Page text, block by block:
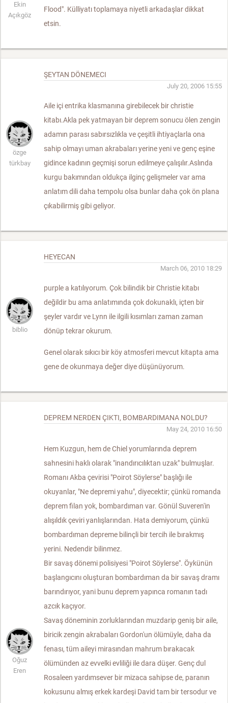
Ekin
Açıkgöz
Flood". Külliyatı toplamaya niyetli arkadaşlar dikkat
etsin.
özge
türkbay
ŞEYTAN DÖNEMECI
July 20, 2006 15:55
Aile içi entrika klasmanına girebilecek bir christie
kitabı.Akla pek yatmayan bir deprem sonucu ölen zengin
adamın parası sabırsızlıkla ve çeşitli ihtiyaçlarla ona
sahip olmayı uman akrabaları yerine yeni ve genç eşine
gidince kadının geçmişi sorun edilmeye çalışılır.Aslında
kurgu bakımından oldukça ilginç gelişmeler var ama
anlatım dili daha tempolu olsa bunlar daha çok ön plana
çıkabilirmiş gibi geliyor.
biblio
HEYECAN
March 06, 2010 18:29
purple a katılıyorum. Çok bilindik bir Christie kitabı
değildir bu ama anlatımında çok dokunaklı, içten bir
şeyler vardır ve Lynn ile ilgili kısımları zaman zaman
dönüp tekrar okurum.
Genel olarak sıkıcı bir köy atmosferi mevcut kitapta ama
gene de okunmaya değer diye düşünüyorum.
Oğuz
Eren
DEPREM NERDEN ÇIKTI, BOMBARDIMANA NOLDU?
May 24, 2010 16:50
Hem Kuzgun, hem de Chiel yorumlarında deprem
sahnesini haklı olarak "inandırıcılıktan uzak" bulmuşlar.
Romanı Akba çevirisi "Poirot Söylerse" başlığı ile
okuyanlar, "Ne depremi yahu", diyecektir; çünkü romanda
deprem filan yok, bombardıman var. Gönül Suveren'in
alışıldık çeviri yanlışlarından. Hata demiyorum, çünkü
bombardıman depreme bilinçli bir tercih ile bırakmış
yerini. Nedendir bilinmez.
Bir savaş dönemi polisiyesi "Poirot Söylerse". Öykünün
başlangıcını oluşturan bombardıman da bir savaş dramı
barındırıyor, yani bunu deprem yapınca romanın tadı
azcık kaçıyor.
Savaş döneminin zorluklarından muzdarip geniş bir aile,
biricik zengin akrabaları Gordon'un ölümüyle, daha da
fenası, tüm aileyi mirasından mahrum bırakacak
ölümünden az evvelki evliliği ile dara düşer. Genç dul
Rosaleen yardımsever bir mizaca sahipse de, paranın
kokusunu almış erkek kardeşi David tam bir tersodur ve